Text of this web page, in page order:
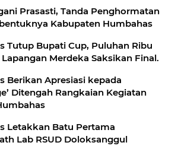
Prasasti, Tanda Penghormatan
Kabupaten Humbahas
Tutup Bupati Cup, Puluhan Ribu
Merdeka Saksikan Final.
Berikan Apresiasi kepada
Ditengah Rangkaian Kegiatan
Letakkan Batu Pertama
Lab RSUD Doloksanggul